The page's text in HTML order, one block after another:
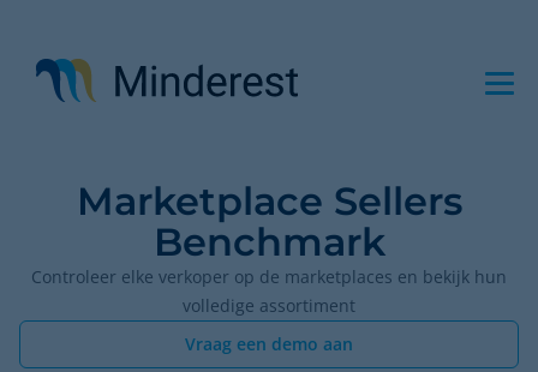
naar
Marketplace Sellers
Benchmark
Controleer elke verkoper op de marketplaces en bekijk hun
volledige assortiment
Vraag een demo aan